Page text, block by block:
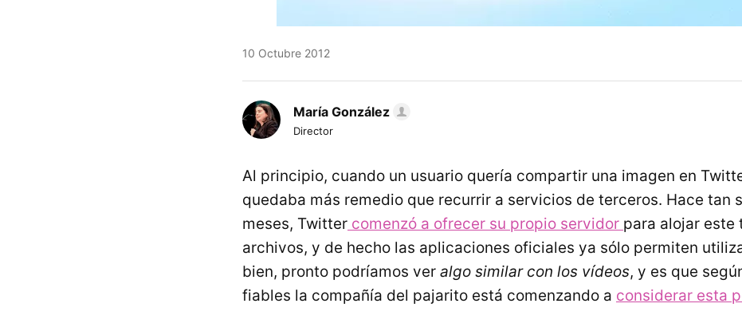
10 Octubre 2012
María González
Director
Al principio, cuando un usuario quería compartir una imagen en
quedaba más remedio que recurrir a servicios de terceros. Hace tan
meses, Twitter comenzó a ofrecer su propio servidor para alojar este
archivos, y de hecho las aplicaciones oficiales ya sólo permiten
bien, pronto podríamos ver algo similar con los vídeos, y es que
fiables la compañía del pajarito está comenzando a considerar esta